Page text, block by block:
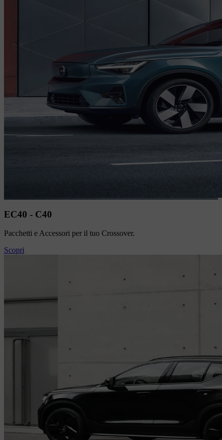
EC40 - C40
Pacchetti e Accessori per il tuo Crossover.
Scopri